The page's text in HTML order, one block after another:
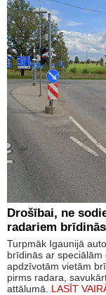
Drošībai, ne
radariem
Turpmāk Igaunijā
brīdinās ar
apdzīvotām vietām
pirms radara,
attālumā. LASĪT